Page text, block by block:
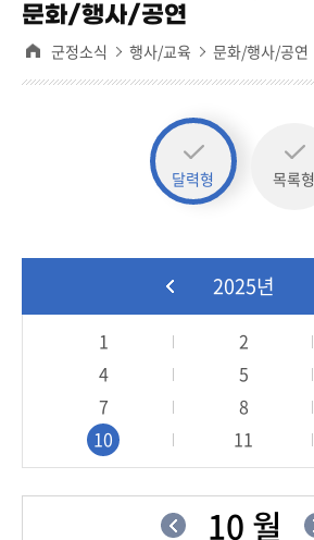
문화/행사/공연
군정소식 행사/교육 문화/행사/공연
달력형 목록형
2025년
1 2
4
5
7
8
10
11
10 월